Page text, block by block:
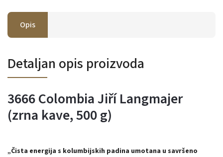
Opis
Detaljan opis proizvoda
3666 Colombia Jiří Langmajer
(zrna kave, 500 g)
„Čista energija s kolumbijskih padina umotana u savršeno